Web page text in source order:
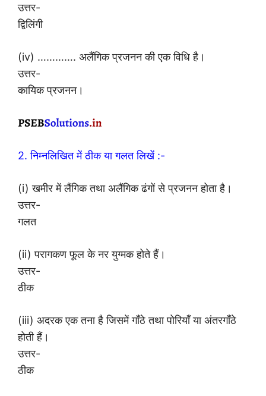
उत्तर-
द्विलिंगी
(iv) …………. अलैंगिक प्रजनन की एक विधि है।
उत्तर-
कायिक प्रजनन।
2. निम्नलिखित में ठीक या गलत लिखें :-
(i) खमीर में लैंगिक तथा अलैंगिक ढंगों से प्रजनन होता है।
उत्तर-
गलत
(ii) परागकण फूल के नर युग्मक होते हैं।
उत्तर-
ठीक
(iii) अदरक एक तना है जिसमें गाँठे तथा पोरियाँ या अंतरगाँठे
होती हैं।
उत्तर-
ठीक